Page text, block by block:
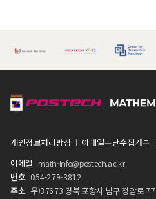
개인정보처리방침 이메일무단수집거부
이메일
math-info@postech.ac.kr
번호 054-279-3812
주소 우)37673 경북 포항시 남구 청암로